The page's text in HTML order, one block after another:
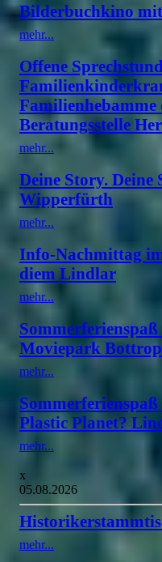
Bilderbuchkino
mehr...
Offene
Familienhebamme
Beratungsstelle
mehr...
Deine Story. Deine
Wipperfürth
mehr...
Info-Nachmittag
diem Lindlar
mehr...
Moviepark
mehr...
Plastic Planet?
mehr...
x
05.08.2026
mehr...